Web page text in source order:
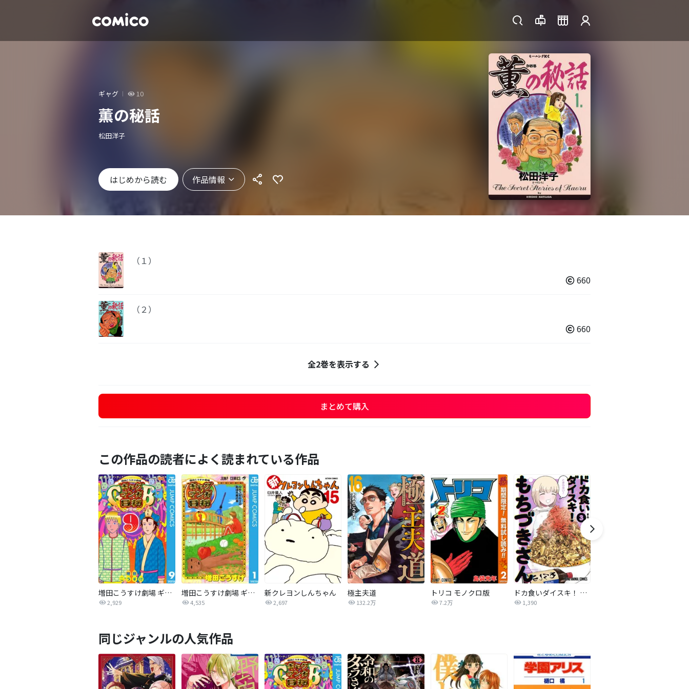
ギャグ 10
薫の秘話
松田洋子
はじめから読む 作品情報
（１）
660
（２）
660
全2巻を表示する
まとめて購入
この作品の読者によく読まれている作品
増田こうすけ劇場 ギャグマンガ日和GB
2,929
増田こうすけ劇場 ギャグマンガ日和
4,535
新クレヨンしんちゃん
2,697
極主夫道
132.2万
トリコ モノクロ版
7.2万
ドカ食いダイスキ！ もちづきさん
1,390
同じジャンルの人気作品